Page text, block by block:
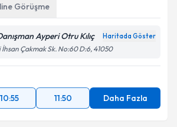
Görüşme
Ayperi Otru Kılıç Haritada Göster
Çakmak Sk. No:60 D:6, 41050
10:55 11:50 Daha Fazla